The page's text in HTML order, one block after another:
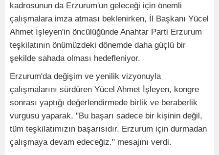
kadrosunun da Erzurum'un geleceği için önemli
çalışmalara imza atması beklenirken, İl Başkanı Yücel
Ahmet İşleyen'in öncülüğünde Anahtar Parti Erzurum
teşkilatının önümüzdeki dönemde daha güçlü bir
şekilde sahada olması hedefleniyor.
Erzurum'da değişim ve yenilik vizyonuyla
çalışmalarını sürdüren Yücel Ahmet İşleyen, kongre
sonrası yaptığı değerlendirmede birlik ve beraberlik
vurgusu yaparak, "Bu başarı sadece bir kişinin değil,
tüm teşkilatımızın başarısıdır. Erzurum için durmadan
çalışmaya devam edeceğiz." mesajını verdi.